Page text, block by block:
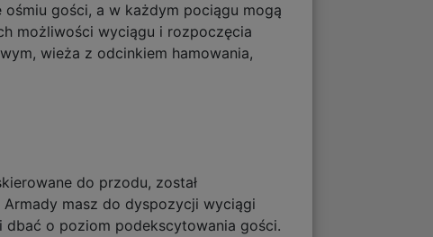
gości, a w każdym pociągu mogą
możliwości wyciągu i rozpoczęcia
wieża z odcinkiem hamowania,
do przodu, został
masz do dyspozycji wyciągi
dbać o poziom podekscytowania gości.